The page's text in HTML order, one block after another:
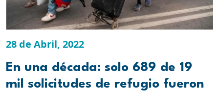
28 de Abril, 2022
En una década: solo 689 de 19
mil solicitudes de refugio fueron